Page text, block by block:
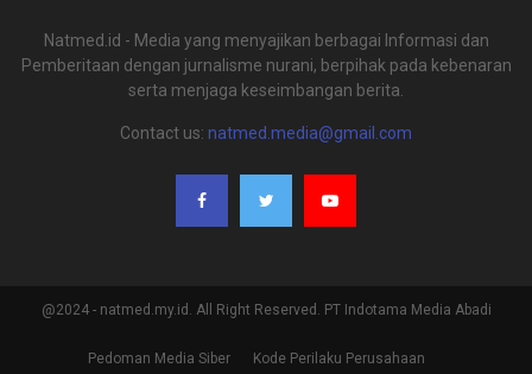
Natmed.id - Media yang menyajikan berbagai Informasi dan
Pemberitaan dengan jurnalisme nurani, berpihak pada kebenaran
serta menjaga keseimbangan berita.
Contact us: natmed.media@gmail.com
@2024 - natmed.my.id. All Right Reserved. PT Indotama Media Abadi
Pedoman Media Siber Kode Perilaku Perusahaan